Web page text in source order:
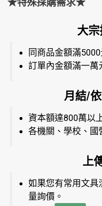
★特殊採購需求★
大
同商品金額滿5000
訂單內金額滿一萬
月結/
資本額達800萬以
各機關、學校、國
上
如果您有常用文具
量詢價。